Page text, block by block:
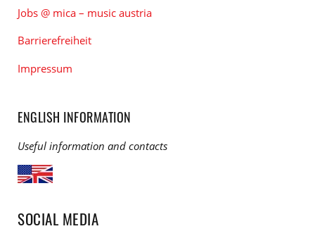
Jobs @ mica – music austria
Barrierefreiheit
Impressum
ENGLISH INFORMATION
Useful information and contacts
SOCIAL MEDIA